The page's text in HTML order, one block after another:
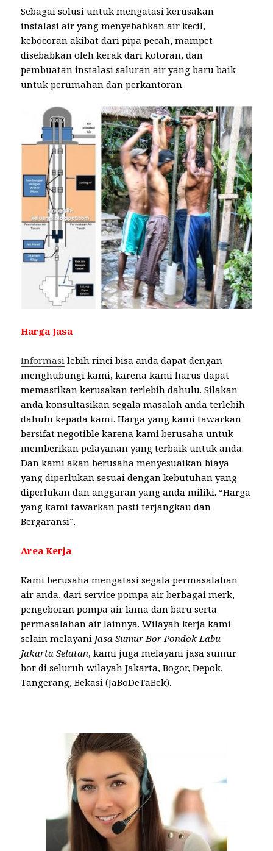
Sebagai solusi untuk mengatasi kerusakan
instalasi air yang menyebabkan air kecil,
kebocoran akibat dari pipa pecah, mampet
disebabkan oleh kerak dari kotoran, dan
pembuatan instalasi saluran air yang baru baik
untuk perumahan dan perkantoran.
Harga Jasa
Informasi lebih rinci bisa anda dapat dengan
menghubungi kami, karena kami harus dapat
memastikan kerusakan terlebih dahulu. Silakan
anda konsultasikan segala masalah anda terlebih
dahulu kepada kami. Harga yang kami tawarkan
bersifat negotible karena kami berusaha untuk
memberikan pelayanan yang terbaik untuk anda.
Dan kami akan berusaha menyesuaikan biaya
yang diperlukan sesuai dengan kebutuhan yang
diperlukan dan anggaran yang anda miliki. “Harga
yang kami tawarkan pasti terjangkau dan
Bergaransi”.
Area Kerja
Kami berusaha mengatasi segala permasalahan
air anda, dari service pompa air berbagai merk,
pengeboran pompa air lama dan baru serta
permasalahan air lainnya. Wilayah kerja kami
selain melayani Jasa Sumur Bor Pondok Labu
Jakarta Selatan, kami juga melayani jasa sumur
bor di seluruh wilayah Jakarta, Bogor, Depok,
Tangerang, Bekasi (JaBoDeTaBek).